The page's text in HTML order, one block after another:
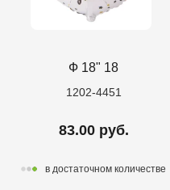
Ф 18" 18
1202-4451
83.00 руб.
в достаточном количестве